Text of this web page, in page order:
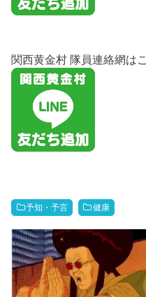
関西黄金村 隊員連絡網は
予知・予言 健康